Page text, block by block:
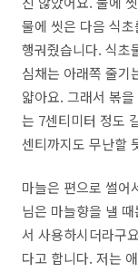
물에 씻은 다음 식
행궈줬습니다. 식초
심채는 아래쪽 줄기
얇아요. 그래서 볶
는 7센티미터 정도
센티까지도 무난할
마늘은 편으로 썰어
님은 마늘향을 낼
서 사용하시더라구
다고 합니다. 저는